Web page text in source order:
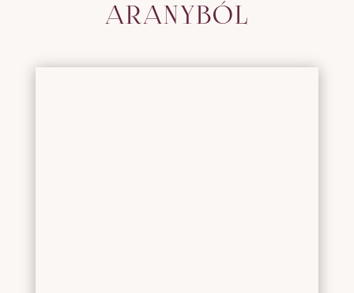
ARANYBÓL